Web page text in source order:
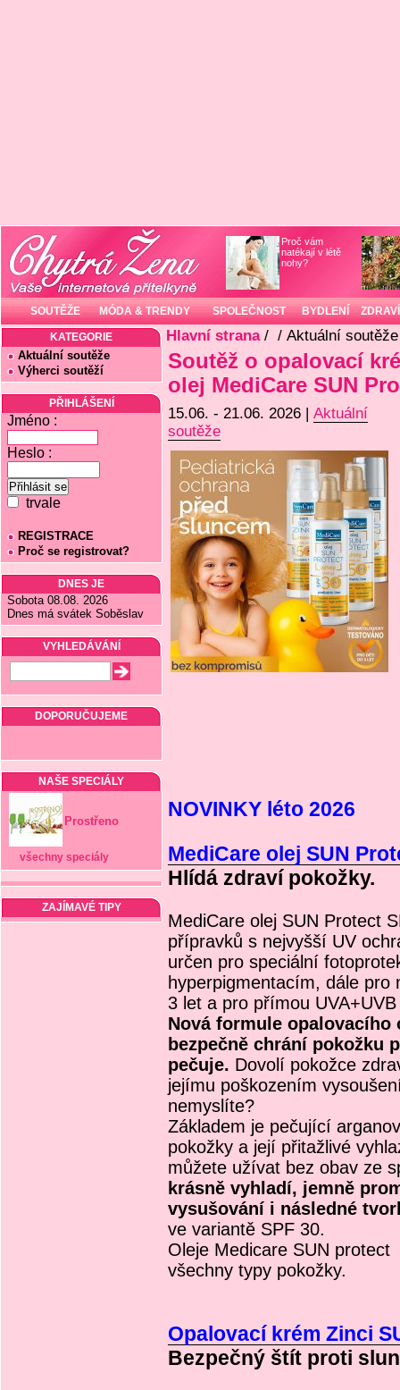
Proč vám
natékají v létě
nohy?
SOUTĚŽE MÓDA & TRENDY SPOLEČNOST BYDLENÍ ZDRAVÍ
KATEGORIE
Aktuální soutěže
Výherci soutěží
PŘIHLÁŠENÍ
Jméno :
Heslo :
trvale
REGISTRACE
Proč se registrovat?
DNES JE
Sobota 08.08. 2026
Dnes má svátek Soběslav
VYHLEDÁVÁNÍ
DOPORUČUJEME
NAŠE SPECIÁLY
Prostřeno
všechny speciály
ZAJÍMAVÉ TIPY
Hlavní strana/ / Aktuální soutěže
Soutěž o opalovací
olej MediCare SUN
15.06. - 21.06. 2026 | Aktuální
soutěže
NOVINKY léto 2026
MediCare olej SUN
Hlídá zdraví pokožky.
MediCare olej SUN Protect
přípravků s nejvyšší UV
určen pro speciální
hyperpigmentacím, dále pro
3 let a pro přímou
Nová formule opalovacího
bezpečně chrání pokožku
pečuje. Dovolí pokožce
jejímu poškozením
nemyslíte?
Základem je pečující
pokožky a její přitažlivé
můžete užívat bez obav ze
krásně vyhladí, jemně
vysušování i následné
ve variantě SPF 30.
Oleje Medicare SUN
všechny typy pokožky.
Opalovací krém Zinci
Bezpečný štít proti